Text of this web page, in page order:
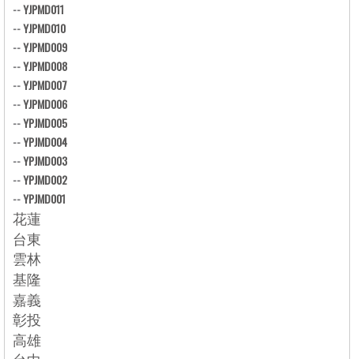
--YJPMD011
--YJPMD010
--YJPMD009
--YJPMD008
--YJPMD007
--YJPMD006
--YPJMD005
--YPJMD004
--YPJMD003
--YPJMD002
--YPJMD001
花蓮
台東
雲林
基隆
嘉義
彰投
高雄